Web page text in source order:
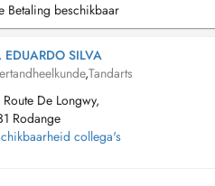
beschikbaar
EDUARDO SILVA
,Tandarts
De Longwy,
Rodange
collega's